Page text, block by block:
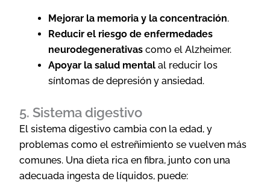
Mejorar la memoria y la concentración.
Reducir el riesgo de enfermedades
neurodegenerativas como el Alzheimer.
Apoyar la salud mental al reducir los
síntomas de depresión y ansiedad.
5. Sistema digestivo
El sistema digestivo cambia con la edad, y
problemas como el estreñimiento se vuelven más
comunes. Una dieta rica en fibra, junto con una
adecuada ingesta de líquidos, puede: